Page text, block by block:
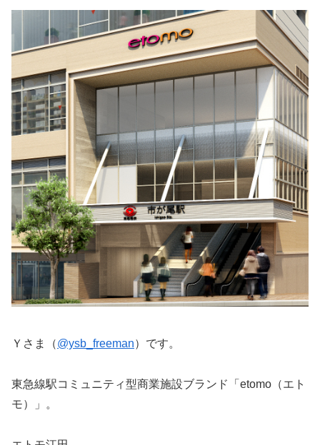
Ｙさま（@ysb_freeman）です。
東急線駅コミュニティ型商業施設ブランド「etomo（エト
モ）」。